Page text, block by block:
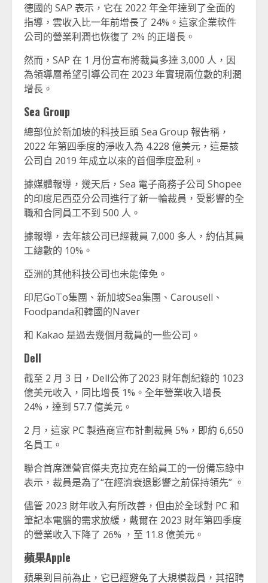
德國的 SAP 表示，它在 2022 年全年達到了全面的
指導，雲收入比一年前增長了 24%。這家企業軟件
公司的營業利潤也恢復了 2% 的正增長。
然而，SAP 在 1 月份宣布將裁員多達 3,000 人，因
為領導層希望引導公司在 2023 年實現兩位數的利潤
增長。
Sea Group
總部位於新加坡的科技巨頭 Sea Group 報告稱，
2022 年第四季度的淨收入為 4.228 億美元，這是該
公司自 2019 年成立以來的首個季度盈利。
據媒體報導，幾天后，Sea 電子商務子公司 Shopee
的印度尼西亞分公司進行了新一輪裁員，受影響的全
職和合同員工不到 500 人。
據報導，去年該公司已經裁員 7,000 多人，約佔其員
工總數的 10%。
亞洲的其他科技公司也未能倖免。
印尼GoTo集團、新加坡Sea集團、Carousell、
Foodpanda和韓國的Naver
和 Kakao 是過去幾個月裁員的一些公司。
Dell
截至 2 月 3 日，Dell公佈了2023 財年創紀錄的 1023
億美元收入，同比增長 1%。全年營業收入增長
24%，達到 57.7 億美元。
2 月，這家 PC 製造商宣布計劃裁員 5%，即約 6,650
名員工。
聯合首席運營官傑夫克拉克在給員工的一份備忘錄中
表示，裁員是為了“在經濟衰退影響之前保持領先” 。
儘管 2023 財年收入有所改善，但由於全球對 PC 和
筆記本電腦的需求放緩，戴爾在 2023 財年第四季度
的營業收入下降了 26% ，至 11.8 億美元。
蘋果Apple
蘋果到目前為止，它已經避免了大規模裁員，其招聘